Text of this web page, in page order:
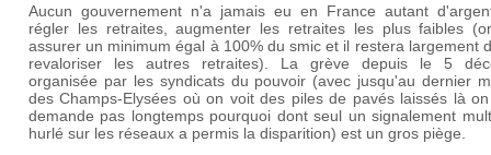
Aucun gouvernement n'a jamais eu en France autant
régler les retraites, augmenter les retraites les plus faibles
assurer un minimum égal à 100% du smic et il restera largement
revaloriser les autres retraites). La grève depuis le 5
organisée par les syndicats du pouvoir (avec jusqu'au dernier
des Champs-Elysées où on voit des piles de pavés laissés là
demande pas longtemps pourquoi dont seul un signalement
hurlé sur les réseaux a permis la disparition) est un gros piège.